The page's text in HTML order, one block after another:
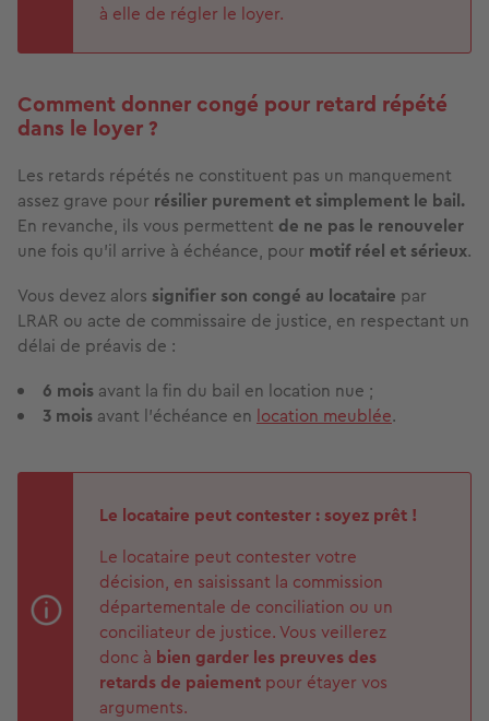
à elle de régler le loyer.
Comment donner congé pour retard répété
dans le loyer ?
Les retards répétés ne constituent pas un manquement
assez grave pour résilier purement et simplement le bail.
En revanche, ils vous permettent de ne pas le renouveler
une fois qu’il arrive à échéance, pour motif réel et sérieux.
Vous devez alors signifier son congé au locataire par
LRAR ou acte de commissaire de justice, en respectant un
délai de préavis de :
6 mois avant la fin du bail en location nue ;
3 mois avant l'échéance en location meublée.
Le locataire peut contester : soyez prêt !
Le locataire peut contester votre
décision, en saisissant la commission
départementale de conciliation ou un
conciliateur de justice. Vous veillerez
donc à bien garder les preuves des
retards de paiement pour étayer vos
arguments.